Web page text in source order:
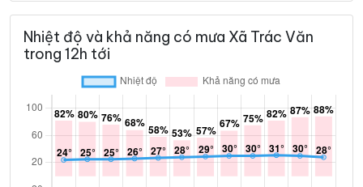
Nhiệt độ và khả năng có mưa Xã Trác Văn
trong 12h tới